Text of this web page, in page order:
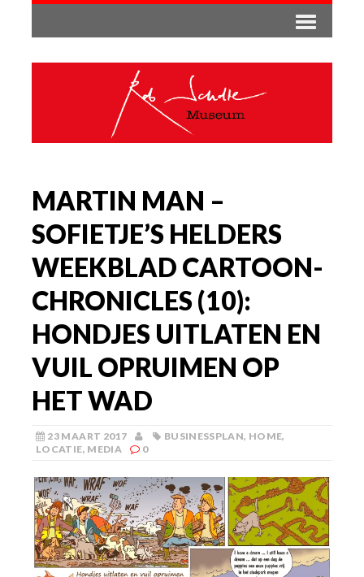
MARTIN MAN –
SOFIETJE’S HELDERS
WEEKBLAD CARTOON-
CHRONICLES (10):
HONDJES UITLATEN EN
VUIL OPRUIMEN OP
HET WAD
23 MAART 2017 BUSINESSPLAN, HOME,
LOCATIE, MEDIA 0